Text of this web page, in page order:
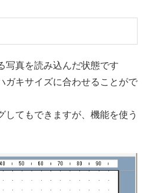
写真を読み込んだ状態です
ガキサイズに合わせることがで
してもできますが、機能を使う